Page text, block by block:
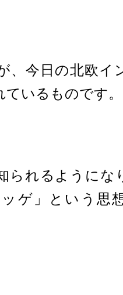
、今日の北欧イ
いるものです。
られるようにな
ゲ」という思